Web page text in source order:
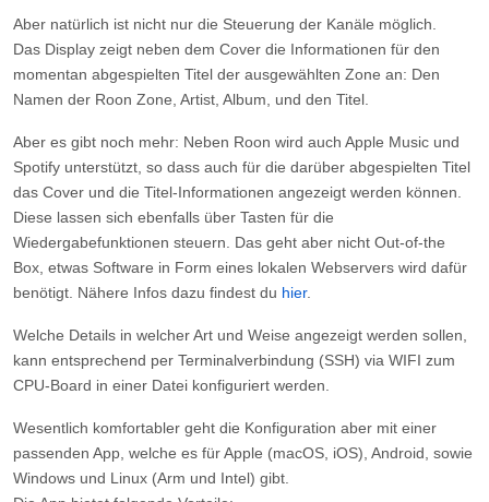
Aber es gibt noch mehr: Neben Roon wird auch Apple Music und
Spotify unterstützt, so dass auch für die darüber abgespielten Titel
das Cover und die Titel-Informationen angezeigt werden können.
Diese lassen sich ebenfalls über Tasten für die
Box, etwas Software in Form eines lokalen Webservers wird dafür
benötigt. Nähere Infos dazu findest du
Welche Details in welcher Art und Weise angezeigt werden sollen,
kann entsprechend per Terminalverbindung (SSH) via WIFI zum
CPU-Board in einer Datei konfiguriert werden.
passenden App, welche es für Apple (macOS, iOS), Android, sowie
Windows und Linux (Arm und Intel) gibt.
Die App bietet folgende Vorteile:
- Steuerung der Audiostreams über ein virtuelles Tastenfeld.
- Monitoring der aktuellen Coverplayer-Variablen.
- Coverplayer LOG der letzten Stunde(n).